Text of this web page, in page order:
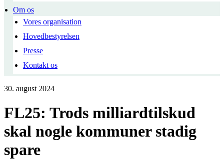
Om os
Vores organisation
Hovedbestyrelsen
Presse
Kontakt os
30. august 2024
FL25: Trods milliardtilskud
skal nogle kommuner stadig
spare